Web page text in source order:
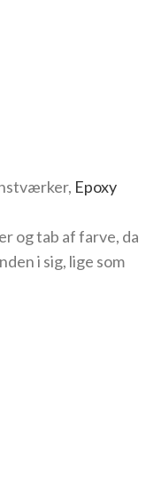
Epoxy
og tab af farve, da
i sig, lige som